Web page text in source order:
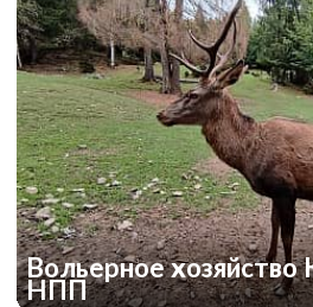
Вольерное хозяйство
НПП